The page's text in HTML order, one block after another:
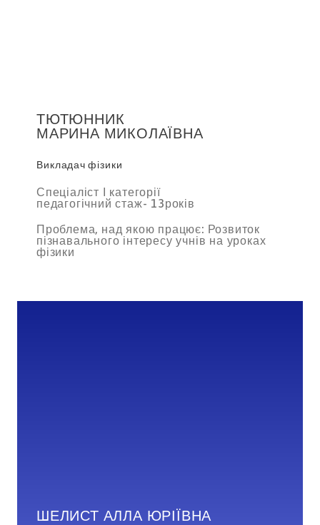
ТЮТЮННИК
МАРИНА МИКОЛАЇВНА
Викладач фізики
Спеціаліст І категорії
педагогічний стаж- 13років
Проблема, над якою працює: Розвиток
пізнавального інтересу учнів на уроках
фізики
ШЕЛИСТ АЛЛА ЮРІЇВНА